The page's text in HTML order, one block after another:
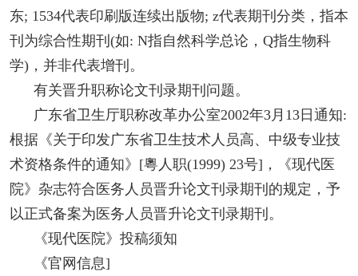
东; 1534代表印刷版连续出版物; z代表期刊分类，指本
刊为综合性期刊(如: N指自然科学总论，Q指生物科
学)，并非代表增刊。
有关晋升职称论文刊录期刊问题。
广东省卫生厅职称改革办公室2002年3月13日通知:
根据《关于印发广东省卫生技术人员高、中级专业技
术资格条件的通知》[粵人职(1999) 23号]，《现代医
院》杂志符合医务人员晋升论文刊录期刊的规定，予
以正式备案为医务人员晋升论文刊录期刊。
《现代医院》投稿须知
《官网信息]